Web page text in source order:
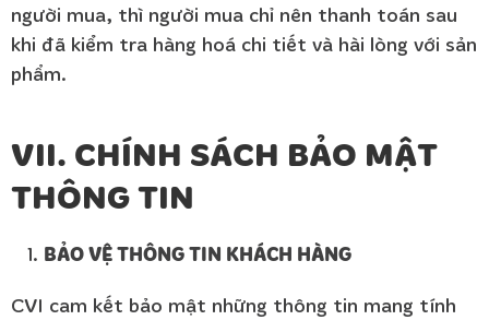
người mua, thì người mua chỉ nên thanh toán sau
khi đã kiểm tra hàng hoá chi tiết và hài lòng với sản
phẩm.
VII. CHÍNH SÁCH BẢO MẬT
THÔNG TIN
BẢO VỆ THÔNG TIN KHÁCH HÀNG
CVI cam kết bảo mật những thông tin mang tính